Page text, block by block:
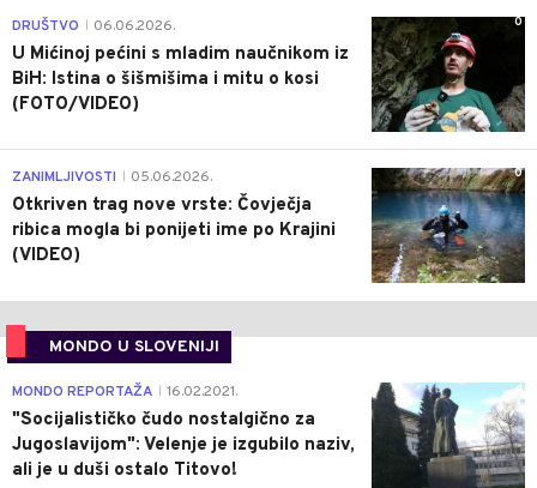
0
DRUŠTVO 06.06.2026.
U Mićinoj pećini s mladim naučnikom iz
BiH: Istina o šišmišima i mitu o kosi
(FOTO/VIDEO)
0
ZANIMLJIVOSTI 05.06.2026.
Otkriven trag nove vrste: Čovječja
ribica mogla bi ponijeti ime po Krajini
(VIDEO)
MONDO U SLOVENIJI
4
MONDO REPORTAŽA 16.02.2021.
"Socijalističko čudo nostalgično za
Jugoslavijom": Velenje je izgubilo naziv,
ali je u duši ostalo Titovo!